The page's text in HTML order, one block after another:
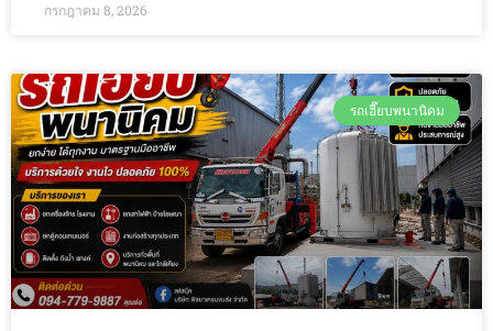
กรกฎาคม 8, 2026
รถเฮี๊ยบพนานิคม